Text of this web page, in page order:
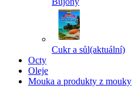
Cukr a sůl(aktuální)
Octy
Oleje
Mouka a produkty z mouky